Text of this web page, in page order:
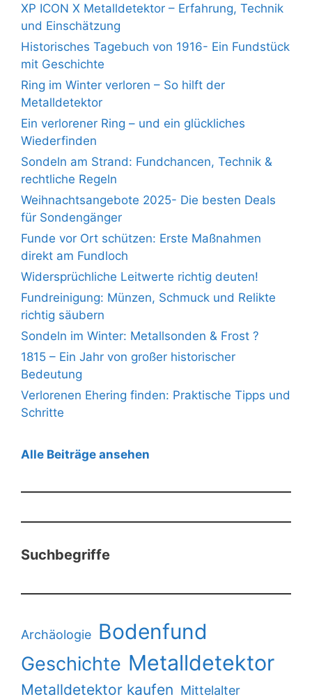
XP ICON X Metalldetektor – Erfahrung, Technik
und Einschätzung
Historisches Tagebuch von 1916- Ein Fundstück
mit Geschichte
Ring im Winter verloren – So hilft der
Metalldetektor
Ein verlorener Ring – und ein glückliches
Wiederfinden
Sondeln am Strand: Fundchancen, Technik &
rechtliche Regeln
Weihnachtsangebote 2025- Die besten Deals
für Sondengänger
Funde vor Ort schützen: Erste Maßnahmen
direkt am Fundloch
Widersprüchliche Leitwerte richtig deuten!
Fundreinigung: Münzen, Schmuck und Relikte
richtig säubern
Sondeln im Winter: Metallsonden & Frost ?
1815 – Ein Jahr von großer historischer
Bedeutung
Verlorenen Ehering finden: Praktische Tipps und
Schritte
Alle Beiträge ansehen
Suchbegriffe
Archäologie Bodenfund
Geschichte Metalldetektor
Metalldetektor kaufen Mittelalter